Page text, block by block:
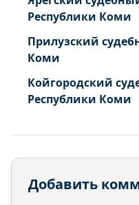
Республики Коми
Прилузский
Коми
Койгородский
Республики Коми
Добавить